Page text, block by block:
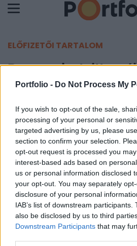
Portfolio - Do Not Process My
If you wish to opt-out of the sale,
processing of your personal or
targeted advertising by us, please
section to confirm your selection.
opt-out request is processed you
interest-based ads based on
us or personal information disclosed
your opt-out. You may separately
disclosure of your personal
IAB’s list of downstream
also be disclosed by us to third
Downstream Participants that may
ELŐFIZETŐI TARTALOM
Pannonplast: itt az
2004. március 24. 10:20
Ma publikálta új középtávú
Pannonplast. A társaság
átalakuló vállalati irányítás
milliárd forinton
árbevétel arányos adózott
tűzte ki célul.
A stratégia határozottnak,
bizalmunk határozottan erősödött a